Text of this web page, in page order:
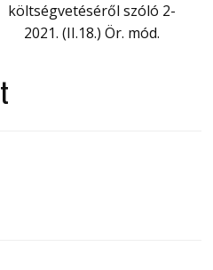
költségvetéséről szóló 2-
2021. (II.18.) Ör. mód.